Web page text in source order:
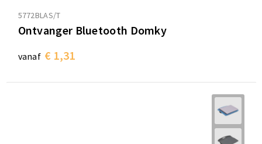
5772BLAS/T
Ontvanger Bluetooth Domky
vanaf € 1,31